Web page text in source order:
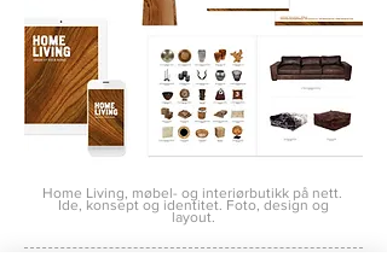
Home Living, møbel- og interiørbutikk på nett.
Ide, konsept og identitet. Foto, design og
layout.